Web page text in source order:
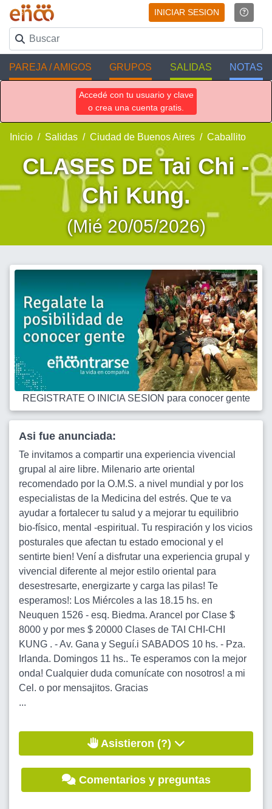
INICIAR SESION
PAREJA / AMIGOS GRUPOS SALIDAS NOTAS
Accedé con tu usuario y clave
o crea una cuenta gratis.
Inicio Salidas Ciudad de Buenos Aires Caballito
CLASES DE Tai Chi -
Chi Kung.
(Mié 20/05/2026)
REGISTRATE O INICIA SESION para conocer gente
Asi fue anunciada:
Te invitamos a compartir una experiencia vivencial
grupal al aire libre. Milenario arte oriental
recomendado por la O.M.S. a nivel mundial y por los
especialistas de la Medicina del estrés. Que te va
ayudar a fortalecer tu salud y a mejorar tu equilibrio
bio-físico, mental -espiritual. Tu respiración y los vicios
posturales que afectan tu estado emocional y el
sentirte bien! Vení a disfrutar una experiencia grupal y
vivencial diferente al mejor estilo oriental para
desestresarte, energizarte y carga las pilas! Te
esperamos!: Los Miércoles a las 18.15 hs. en
Neuquen 1526 - esq. Biedma. Arancel por Clase $
8000 y por mes $ 20000 Clases de TAI CHI-CHI
KUNG . - Av. Gana y Seguí.i SABADOS 10 hs. - Pza.
Irlanda. Domingos 11 hs.. Te esperamos con la mejor
onda! Cualquier duda comunícate con nosotros! a mi
Cel. o por mensajitos. Gracias
...
Asistieron (?)
Comentarios y preguntas